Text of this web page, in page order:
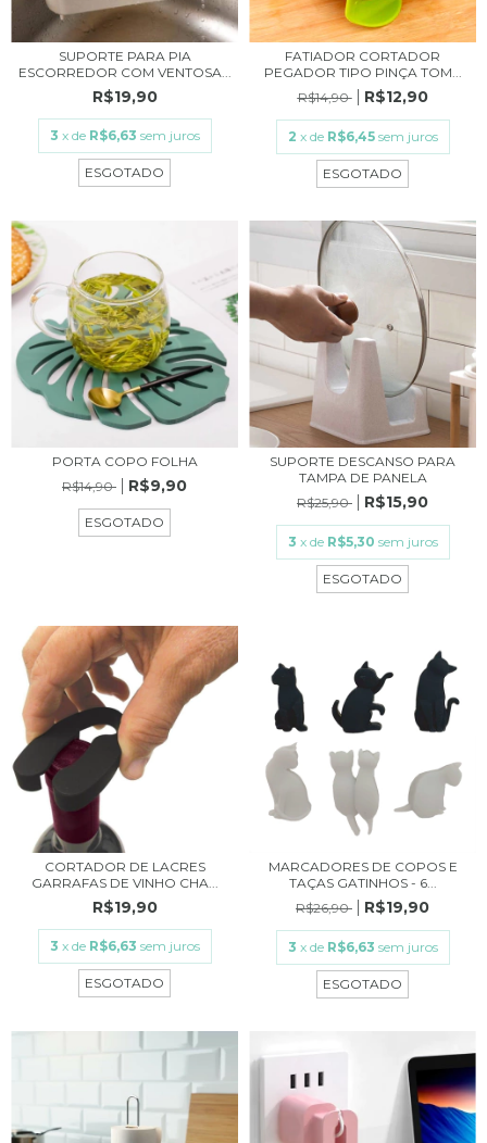
SUPORTE PARA PIA
ESCORREDOR COM VENTOSA...
R$19,90
3 x de R$6,63 sem juros
ESGOTADO
FATIADOR CORTADOR
PEGADOR TIPO PINÇA TOM...
R$14,90
R$12,90
2 x de R$6,45 sem juros
ESGOTADO
PORTA COPO FOLHA
R$14,90
R$9,90
ESGOTADO
SUPORTE DESCANSO PARA
TAMPA DE PANELA
R$25,90
R$15,90
3 x de R$5,30 sem juros
ESGOTADO
CORTADOR DE LACRES
GARRAFAS DE VINHO CHA...
R$19,90
3 x de R$6,63 sem juros
ESGOTADO
MARCADORES DE COPOS E
TAÇAS GATINHOS - 6...
R$26,90
R$19,90
3 x de R$6,63 sem juros
ESGOTADO